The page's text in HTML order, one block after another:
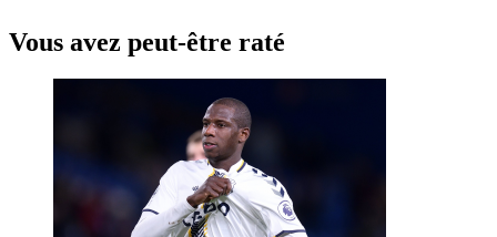
Vous avez peut-être raté